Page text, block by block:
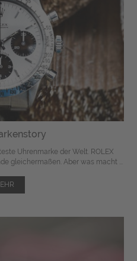
Uhrenmarke der Welt. ROLEX
gleichermaßen. Aber was macht ...